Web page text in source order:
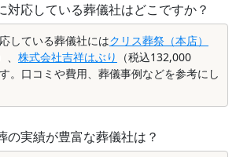
します。
てご紹介します。
対応している葬儀社はどこですか？
している葬儀社にはクリス葬祭（本店）
株式会社吉祥はぶり
（税込132,000
。口コミや費用、葬儀事例などを参考にし
の実績が豊富な葬儀社は？